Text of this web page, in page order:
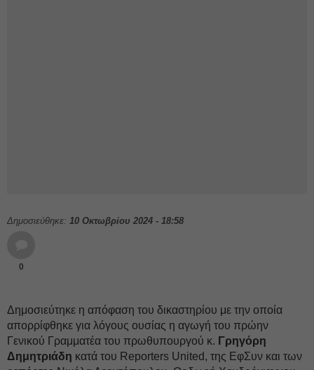
Δημοσιεύθηκε: 10 Οκτωβρίου 2024 - 18:58
0
Δημοσιεύτηκε η απόφαση του δικαστηρίου με την οποία
απορρίφθηκε για λόγους ουσίας η αγωγή του πρώην
Γενικού Γραμματέα του πρωθυπουργού κ. Γρηγόρη
Δημητριάδη κατά του Reporters United, της ΕφΣυν και των